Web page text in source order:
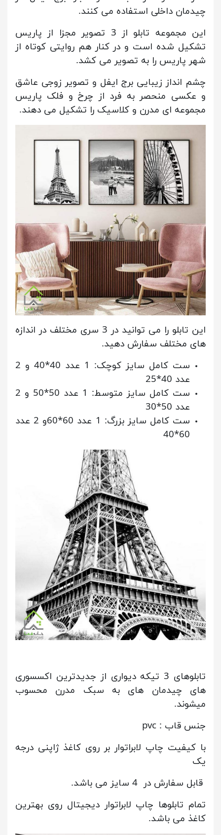
چیدمان داخلی استفاده می کنند.
این مجموعه تابلو از 3 تصویر مجزا از پاریس
تشکیل شده است و در کنار هم روایتی کوتاه از
شهر پاریس را به تصویر می کشد.
چشم انداز زیبایی برج ایفل و تصویر زوجی عاشق
و عکسی منحصر به فرد از چرخ و فلک پاریس
مجموعه ای مدرن و کلاسیک را تشکیل می دهند.
این تابلو را می توانید در 3 سری مختلف در اندازه
های مختلف سفارش دهید.
ست کامل سایز کوچک: 1 عدد 40*40 و 2
عدد 40*25
ست کامل سایز متوسط: 1 عدد 50*50 و 2
عدد 50*30
ست کامل سایز بزرگ: 1 عدد 60*60و 2 عدد
60*40
تابلوهای 3 تیکه دیواری از جدیدترین اکسسوری
های چیدمان های به سبک مدرن محسوب
میشوند.
جنس قاب : pvc
با کیفیت چاپ لابراتوار بر روی کاغذ ژاپنی درجه
یک
قابل سفارش در 4 سایز می باشد.
تمام تابلوها چاپ لابراتوار دیجیتال روی بهترین
کاغذ می باشد.